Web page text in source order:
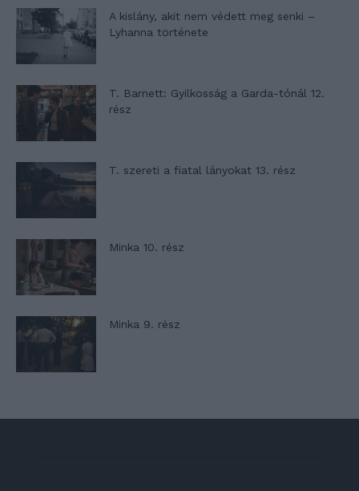
A kislány, akit nem védett meg senki –
Lyhanna története
T. Barnett: Gyilkosság a Garda-tónál 12.
rész
T. szereti a fiatal lányokat 13. rész
Minka 10. rész
Minka 9. rész